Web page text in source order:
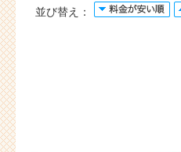
並び替え：